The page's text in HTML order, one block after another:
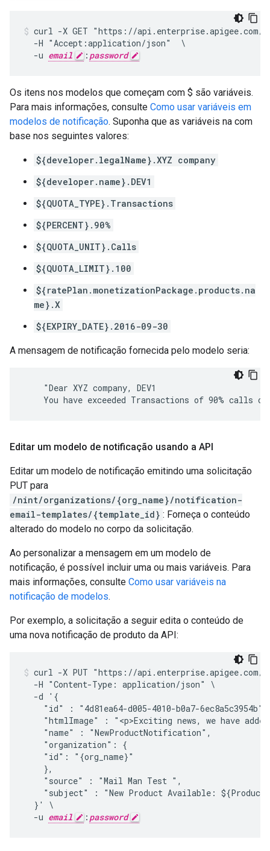
curl -X GET "https://api.enterprise.apigee.com/
  -H "Accept:application/json"  \
  -u
email : password
Os itens nos modelos que começam com $ são variáveis.
Para mais informações, consulte Como usar variáveis em
modelos de notificação. Suponha que as variáveis na com
base nos seguintes valores:
${developer.legalName}.XYZ company
${developer.name}.DEV1
${QUOTA_TYPE}.Transactions
${PERCENT}.90%
${QUOTA_UNIT}.Calls
${QUOTA_LIMIT}.100
${ratePlan.monetizationPackage.products.na
me}.X
${EXPIRY_DATE}.2016-09-30
A mensagem de notificação fornecida pelo modelo seria:
    "Dear XYZ company, DEV1
You have exceeded Transactions of 90% calls
Editar um modelo de notificação usando a API
Editar um modelo de notificação emitindo uma solicitação
PUT para
/nint/organizations/{org_name}/notification-
email-templates/{template_id} : Forneça o conteúdo
alterado do modelo no corpo da solicitação.
Ao personalizar a mensagem em um modelo de
notificação, é possível incluir uma ou mais variáveis. Para
mais informações, consulte Como usar variáveis na
notificação de modelos.
Por exemplo, a solicitação a seguir edita o conteúdo de
uma nova notificação de produto da API:
curl -X PUT "https://api.enterprise.apigee.com/
  -H "Content-Type: application/json" \
  -d '{
    "id" : "4d81ea64-d005-4010-b0a7-6ec8a5c3954b",
"htmlImage" : "<p>Exciting news, we have
    "name" : "NewProductNotification",
    "organization": {
    "id": "{org_name}"
    },
    "source" : "Mail Man Test ",
"subject" : "New Product Available:
  }' \
  -u
email : password